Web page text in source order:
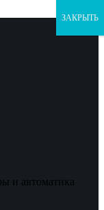
и автоматика
ЗАКРЫТЬ